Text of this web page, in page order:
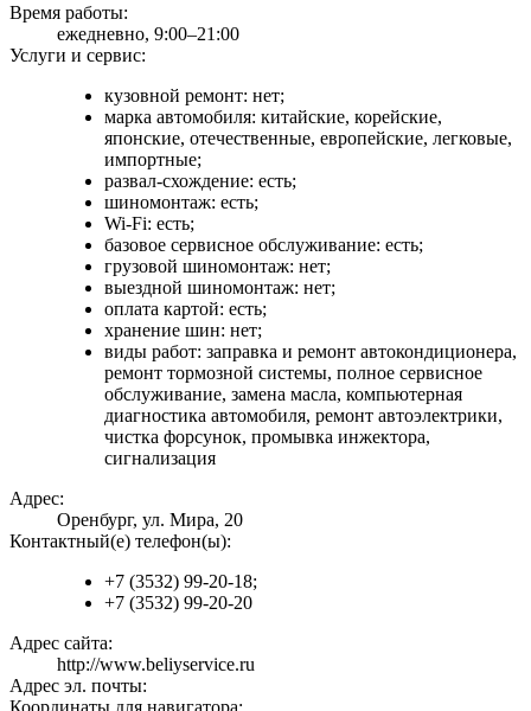
Время работы:
ежедневно, 9:00–21:00
Услуги и сервис:
кузовной ремонт: нет;
марка автомобиля: китайские, корейские,
японские, отечественные, европейские, легковые,
импортные;
развал-схождение: есть;
шиномонтаж: есть;
Wi-Fi: есть;
базовое сервисное обслуживание: есть;
грузовой шиномонтаж: нет;
выездной шиномонтаж: нет;
оплата картой: есть;
хранение шин: нет;
виды работ: заправка и ремонт автокондиционера,
ремонт тормозной системы, полное сервисное
обслуживание, замена масла, компьютерная
диагностика автомобиля, ремонт автоэлектрики,
чистка форсунок, промывка инжектора,
сигнализация
Адрес:
Оренбург, ул. Мира, 20
Контактный(е) телефон(ы):
+7 (3532) 99-20-18;
+7 (3532) 99-20-20
Адрес сайта:
http://www.beliyservice.ru
Адрес эл. почты:
Координаты для навигатора: